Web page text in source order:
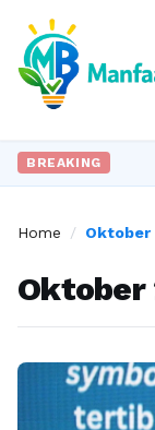
BREAKING
Home / Oktober
Oktober